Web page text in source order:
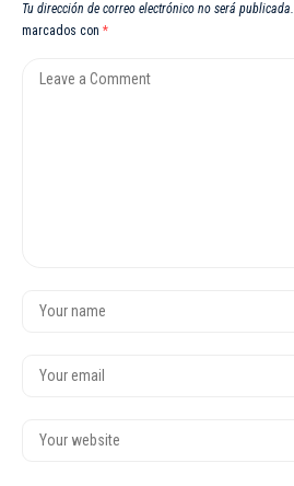
Tu dirección de correo electrónico no será publicada.
marcados con *